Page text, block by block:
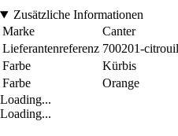
Zusätzliche Informationen
Marke
Canter
Lieferantenreferenz 700201-
Farbe
Kürbis
Farbe
Orange
Loading...
Loading...